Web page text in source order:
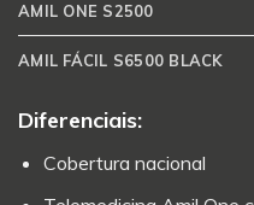
AMIL ONE S2500
AMIL FÁCIL S6500 BLACK
Diferenciais:
Cobertura nacional